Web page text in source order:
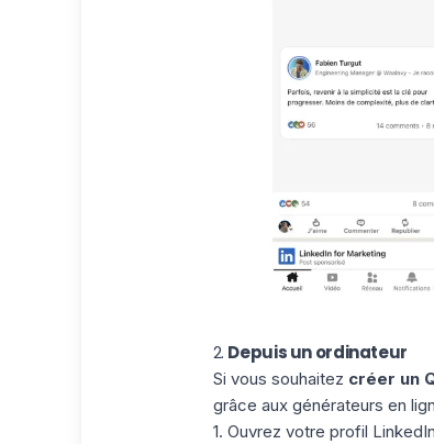
2. Depuis un ordinateur
Si vous souhaitez créer un
grâce aux générateurs en
1. Ouvrez votre profil LinkedIn